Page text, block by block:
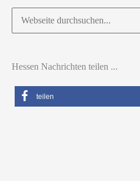
Suchen
nach:
Hessen Nachrichten teilen ...
teilen